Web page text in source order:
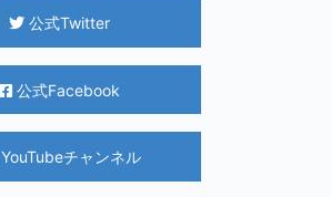
公式Twitter
公式Facebook
YouTubeチャンネル